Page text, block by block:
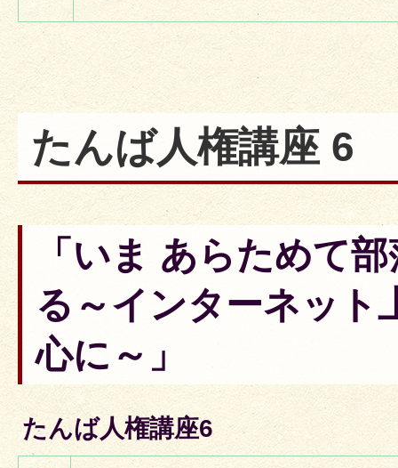
たんば人権講座 6
「いま あらためて
る～インターネット
心に～」
たんば人権講座6